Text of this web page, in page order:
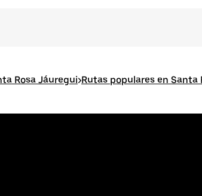
Rosa Jáuregui>Rutas populares en Santa